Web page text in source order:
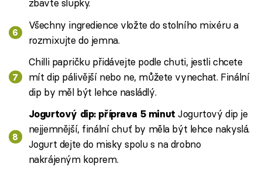
zbavte slupky.
Všechny ingredience vložte do stolního mixéru a
rozmixujte do jemna.
Chilli papričku přidávejte podle chuti, jestli chcete
mít dip pálivější nebo ne, můžete vynechat. Finální
dip by měl být lehce nasládlý.
Jogurtový dip: příprava 5 minut Jogurtový dip je
nejjemnější, finální chuť by měla být lehce nakyslá.
Jogurt dejte do misky spolu s na drobno
nakrájeným koprem.